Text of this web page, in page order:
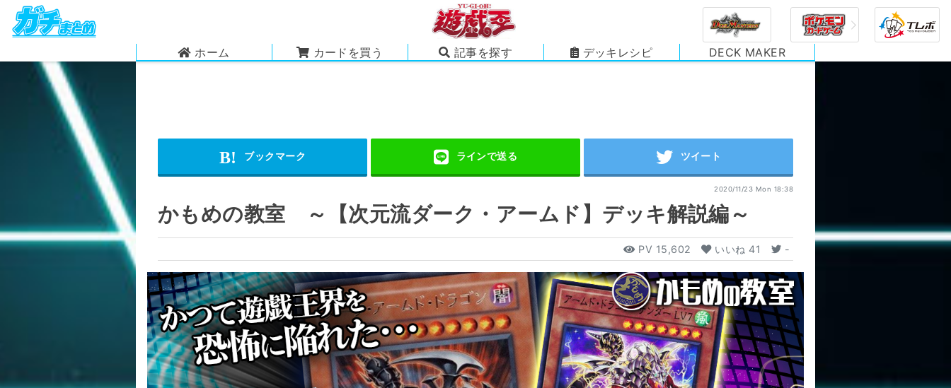
ホーム カードを買う 記事を探す デッキレシピ DECK MAKER
2020/11/23 Mon 18:38
かもめの教室 ～【次元流ダーク・アームド】デッキ解説編～
PV 15,602 いいね 41 -